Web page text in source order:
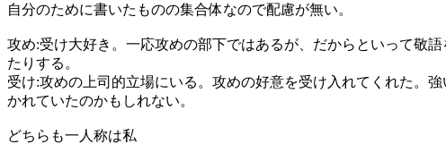
自分のために書いたものの集合体なので配慮が無い。
攻め:受け大好き。一応攻めの部下ではあるが、だからといって敬
たりする。
受け:攻めの上司的立場にいる。攻めの好意を受け入れてくれた。
かれていたのかもしれない。
どちらも一人称は私